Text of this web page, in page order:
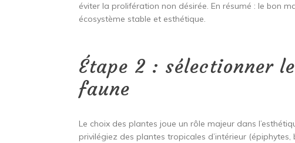
éviter la prolifération non désirée. En résumé : le bon
écosystème stable et esthétique.
Étape 2 : sélectionner
faune
Le choix des plantes joue un rôle majeur dans
privilégiez des plantes tropicales d’intérieur